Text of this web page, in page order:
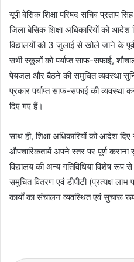
यूपी बेसिक शिक्षा परिषद सचिव प्रताप
जिला बेसिक शिक्षा अधिकारियों को
विद्यालयों को 3 जुलाई से खोले जाने के
सभी स्कूलों को पर्याप्त साफ-सफाई,
पेयजल और बैठने की समुचित व्यवस्था
प्रकार पर्याप्त साफ-सफाई की व्यवस्था
दिए गए हैं।
साथ ही, शिक्षा अधिकारियों को आदेश
औपचारिकतायें अपने स्तर पर पूर्ण
विद्यालय की अन्य गतिविधियां विशेष रूप
समुचित वितरण एवं डीपीटी (प्रत्यक्ष
कार्यों का संचालन व्यवस्थित एवं सुचारू